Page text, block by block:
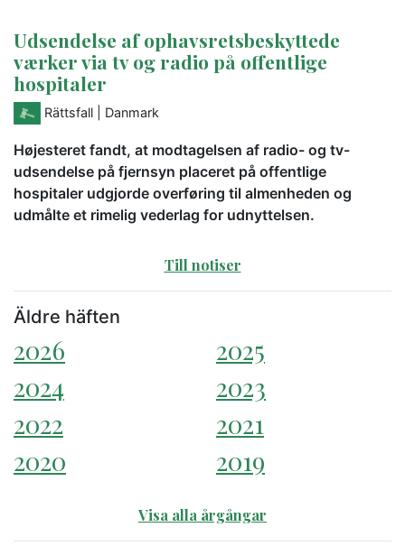
Udsendelse af ophavsretsbeskyttede
værker via tv og radio på offentlige
hospitaler
Rättsfall | Danmark
Højesteret fandt, at modtagelsen af radio- og tv-
udsendelse på fjernsyn placeret på offentlige
hospitaler udgjorde overføring til almenheden og
udmålte et rimelig vederlag for udnyttelsen.
Till notiser
Äldre häften
2026
2025
2024
2023
2022
2021
2020
2019
Visa alla årgångar